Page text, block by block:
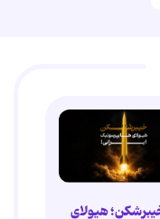
هیولای